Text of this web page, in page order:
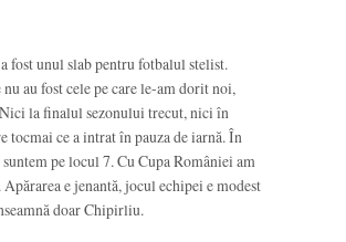
fost unul slab pentru fotbalul stelist.
au fost cele pe care le-am dorit noi,
la finalul sezonului trecut, nici în
tocmai ce a intrat în pauza de iarnă. În
pe locul 7. Cu Cupa României am
e jenantă, jocul echipei e modest
doar Chipirliu.